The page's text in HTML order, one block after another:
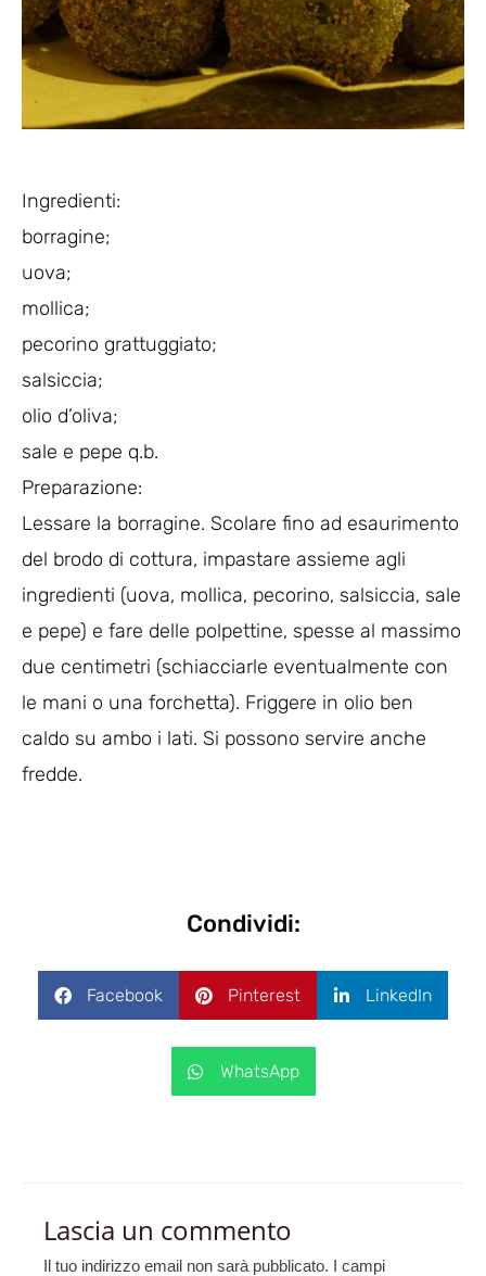
Ingredienti:
borragine;
uova;
mollica;
pecorino grattuggiato;
salsiccia;
olio d’oliva;
sale e pepe q.b.
Preparazione:
Lessare la borragine. Scolare fino ad esaurimento
del brodo di cottura, impastare assieme agli
ingredienti (uova, mollica, pecorino, salsiccia, sale
e pepe) e fare delle polpettine, spesse al massimo
due centimetri (schiacciarle eventualmente con
le mani o una forchetta). Friggere in olio ben
caldo su ambo i lati. Si possono servire anche
fredde.
Condividi:
Facebook Pinterest LinkedIn
WhatsApp
Lascia un commento
Il tuo indirizzo email non sarà pubblicato.
I campi